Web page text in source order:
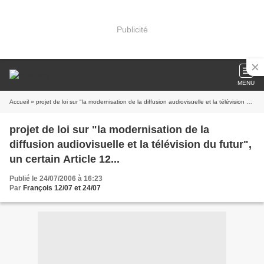
Publicité
MENU
Accueil » projet de loi sur "la modernisation de la diffusion audiovisuelle et la télévision du futur", un certain Article 12...
projet de loi sur "la modernisation de la
diffusion audiovisuelle et la télévision du futur",
un certain Article 12...
Publié le 24/07/2006 à 16:23
Par François 12/07 et 24/07